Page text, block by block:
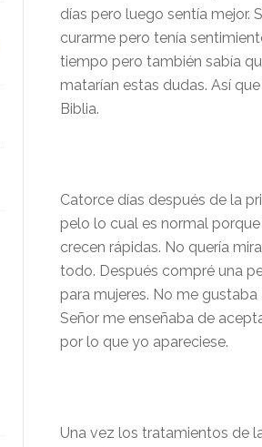
días pero luego sentía mejor.
curarme pero tenía
tiempo pero también sabía
matarían estas dudas. Así
Biblia.
Catorce días después de la
pelo lo cual es normal
crecen rápidas. No quería
todo. Después compré una
para mujeres. No me gustaba
Señor me enseñaba de
por lo que yo apareciese.
Una vez los tratamientos de